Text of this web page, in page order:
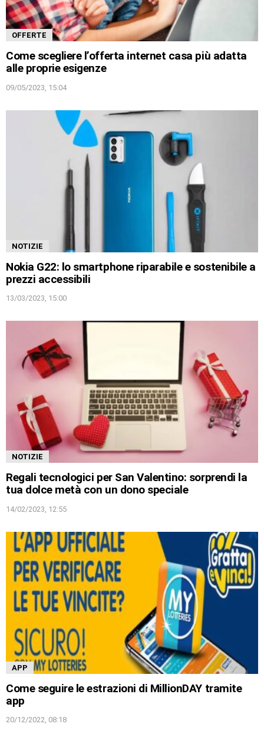
OFFERTE
Come scegliere l’offerta internet casa più adatta
alle proprie esigenze
09/05/2023, 15:04
NOTIZIE
Nokia G22: lo smartphone riparabile e sostenibile a
prezzi accessibili
13/03/2023, 15:00
NOTIZIE
Regali tecnologici per San Valentino: sorprendi la
tua dolce metà con un dono speciale
14/02/2023, 12:55
APP
Come seguire le estrazioni di MillionDAY tramite
app
20/12/2022, 08:18